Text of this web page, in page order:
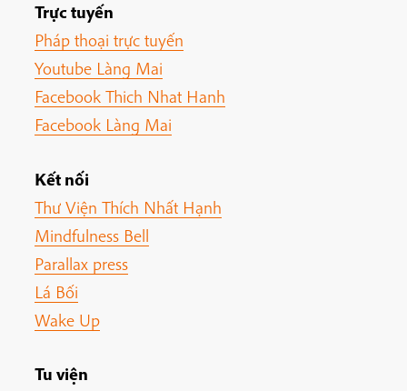
Trực tuyến
Pháp thoại trực tuyến
Youtube Làng Mai
Facebook Thich Nhat Hanh
Facebook Làng Mai
Kết nối
Thư Viện Thích Nhất Hạnh
Mindfulness Bell
Parallax press
Lá Bối
Wake Up
Tu viện